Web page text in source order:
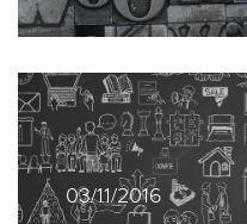
03/11/2016